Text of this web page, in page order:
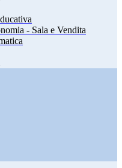
- Sala e Vendita